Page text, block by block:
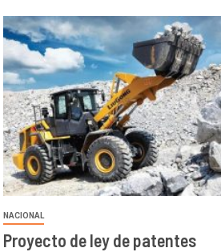
NACIONAL
Proyecto de ley de patentes